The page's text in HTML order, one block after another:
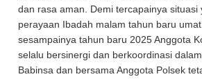
dan rasa aman. Demi tercapainya situasi
perayaan Ibadah malam tahun baru
sesampainya tahun baru 2025 Anggota
selalu bersinergi dan berkoordinasi
Babinsa dan bersama Anggota Polsek